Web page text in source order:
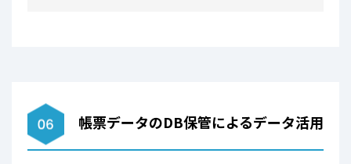
帳票データのDB保管によるデータ活用